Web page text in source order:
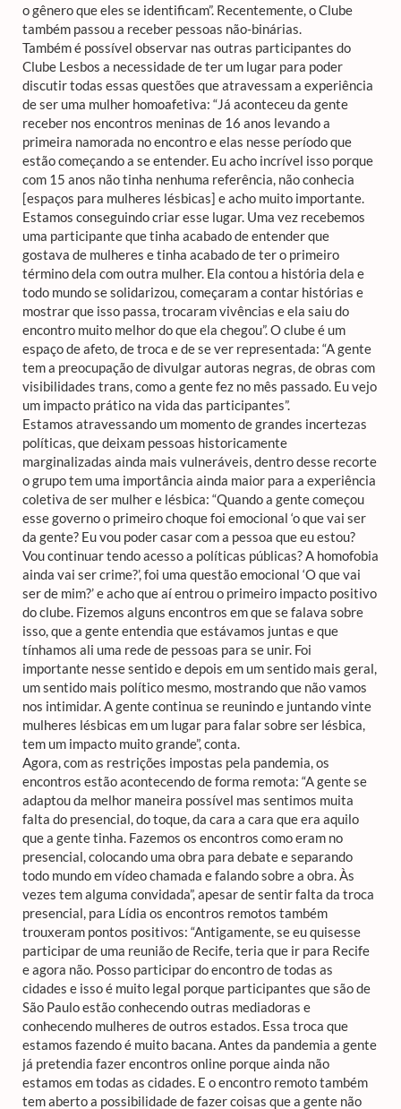
o gênero que eles se identificam”. Recentemente, o Clube
também passou a receber pessoas não-binárias.
Também é possível observar nas outras participantes do
Clube Lesbos a necessidade de ter um lugar para poder
discutir todas essas questões que atravessam a experiência
de ser uma mulher homoafetiva: “Já aconteceu da gente
receber nos encontros meninas de 16 anos levando a
primeira namorada no encontro e elas nesse período que
estão começando a se entender. Eu acho incrível isso porque
com 15 anos não tinha nenhuma referência, não conhecia
[espaços para mulheres lésbicas] e acho muito importante.
Estamos conseguindo criar esse lugar. Uma vez recebemos
uma participante que tinha acabado de entender que
gostava de mulheres e tinha acabado de ter o primeiro
término dela com outra mulher. Ela contou a história dela e
todo mundo se solidarizou, começaram a contar histórias e
mostrar que isso passa, trocaram vivências e ela saiu do
encontro muito melhor do que ela chegou”. O clube é um
espaço de afeto, de troca e de se ver representada: “A gente
tem a preocupação de divulgar autoras negras, de obras com
visibilidades trans, como a gente fez no mês passado. Eu vejo
um impacto prático na vida das participantes”.
Estamos atravessando um momento de grandes incertezas
políticas, que deixam pessoas historicamente
marginalizadas ainda mais vulneráveis, dentro desse recorte
o grupo tem uma importância ainda maior para a experiência
coletiva de ser mulher e lésbica: “Quando a gente começou
esse governo o primeiro choque foi emocional ‘o que vai ser
da gente? Eu vou poder casar com a pessoa que eu estou?
Vou continuar tendo acesso a políticas públicas? A homofobia
ainda vai ser crime?’, foi uma questão emocional ‘O que vai
ser de mim?’ e acho que aí entrou o primeiro impacto positivo
do clube. Fizemos alguns encontros em que se falava sobre
isso, que a gente entendia que estávamos juntas e que
tínhamos ali uma rede de pessoas para se unir. Foi
importante nesse sentido e depois em um sentido mais geral,
um sentido mais político mesmo, mostrando que não vamos
nos intimidar. A gente continua se reunindo e juntando vinte
mulheres lésbicas em um lugar para falar sobre ser lésbica,
tem um impacto muito grande”, conta.
Agora, com as restrições impostas pela pandemia, os
encontros estão acontecendo de forma remota: “A gente se
adaptou da melhor maneira possível mas sentimos muita
falta do presencial, do toque, da cara a cara que era aquilo
que a gente tinha. Fazemos os encontros como eram no
presencial, colocando uma obra para debate e separando
todo mundo em vídeo chamada e falando sobre a obra. Às
vezes tem alguma convidada”, apesar de sentir falta da troca
presencial, para Lídia os encontros remotos também
trouxeram pontos positivos: “Antigamente, se eu quisesse
participar de uma reunião de Recife, teria que ir para Recife
e agora não. Posso participar do encontro de todas as
cidades e isso é muito legal porque participantes que são de
São Paulo estão conhecendo outras mediadoras e
conhecendo mulheres de outros estados. Essa troca que
estamos fazendo é muito bacana. Antes da pandemia a gente
já pretendia fazer encontros online porque ainda não
estamos em todas as cidades. E o encontro remoto também
tem aberto a possibilidade de fazer coisas que a gente não